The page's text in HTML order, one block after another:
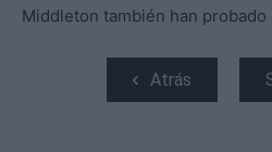
Middleton también han probado
Atrás